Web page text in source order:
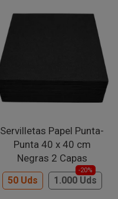
Servilletas Papel Punta-
Punta 40 x 40 cm
Negras 2 Capas
50 Uds 1.000 Uds
-20%